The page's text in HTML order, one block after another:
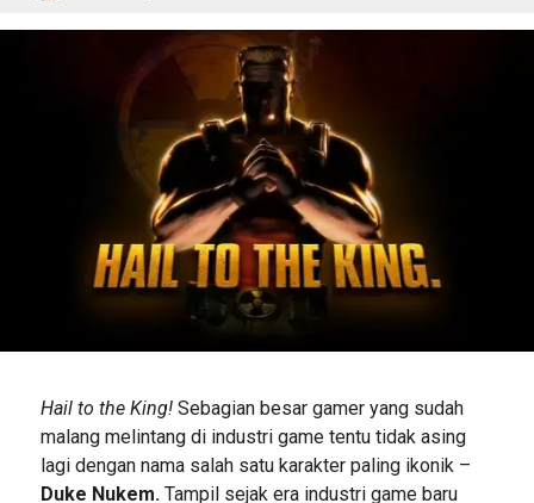
Hail to the King!Sebagian besar gamer yang sudah
malang melintang di industri game tentu tidak asing
lagi dengan nama salah satu karakter paling ikonik –
Duke Nukem.Tampil sejak era industri game baru